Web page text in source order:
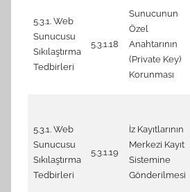
5.3.1. Web
Sunucusu
Sıkılaştırma
Tedbirleri
5.3.1.18
Sunucunun
Özel
Anahtarının
(Private Key)
Korunması
5.3.1. Web
Sunucusu
Sıkılaştırma
Tedbirleri
5.3.1.19
İz Kayıtlarının
Merkezi Kayıt
Sistemine
Gönderilmesi